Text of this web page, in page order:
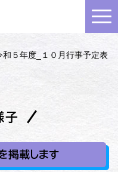
和５年度_１０月行事予定表
子
掲載します